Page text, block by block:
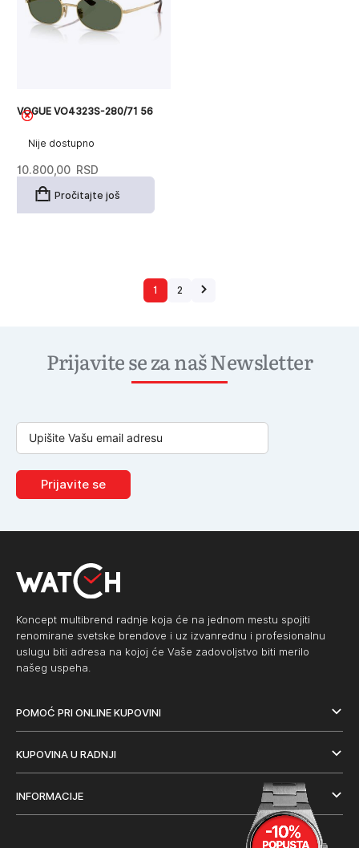
Nije dostupno
VOGUE VO4323S-280/71 56
10.800,00 RSD
Pročitajte još
1 2
Prijavite se za naš Newsletter
Prijavite se
Koncept multibrend radnje koja će na jednom mestu spojiti
renomirane svetske brendove i uz izvanrednu i profesionalnu
uslugu biti adresa na kojoj će Vaše zadovoljstvo biti merilo
našeg uspeha.
POMOĆ PRI ONLINE KUPOVINI
KUPOVINA U RADNJI
INFORMACIJE